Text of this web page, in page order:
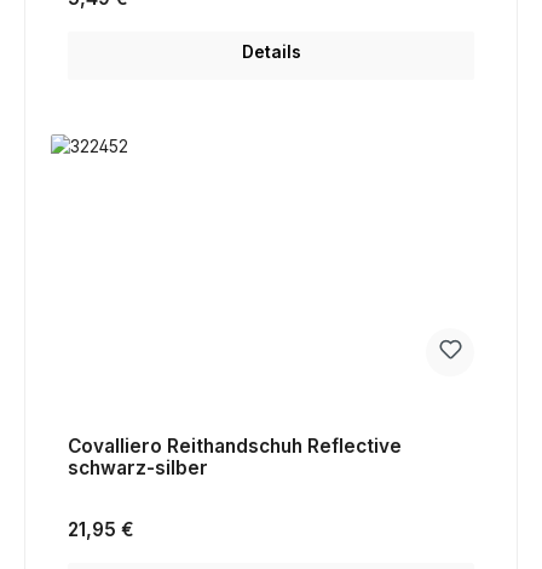
Details
Covalliero Reithandschuh Reflective
schwarz-silber
Regulärer Preis:
21,95 €